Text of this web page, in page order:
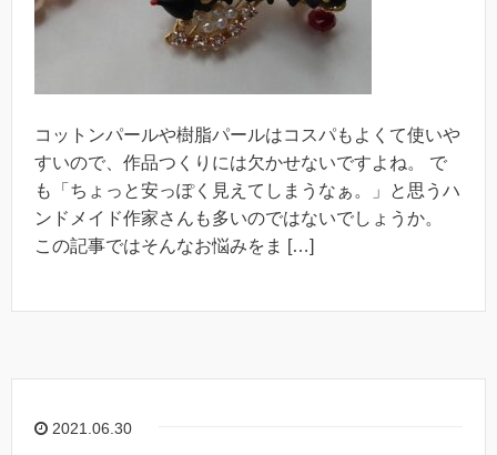
コットンパールや樹脂パールはコスパもよくて使いや
すいので、作品つくりには欠かせないですよね。 で
も「ちょっと安っぽく見えてしまうなぁ。」と思うハ
ンドメイド作家さんも多いのではないでしょうか。
この記事ではそんなお悩みをま […]
2021.06.30